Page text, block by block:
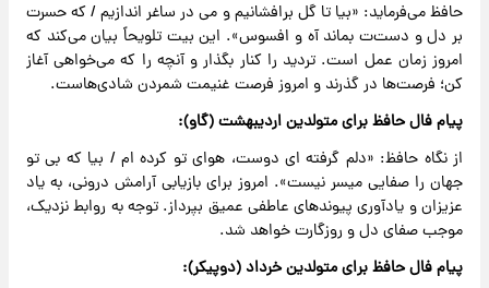
حافظ می‌فرماید: «بیا تا گل برافشانیم و می در ساغر اندازیم / که حسرت
بر دل و دست‌ت بماند آه و افسوس». این بیت تلویحاً بیان می‌کند که
امروز زمان عمل است. تردید را کنار بگذار و آنچه را که می‌خواهی آغاز
کن؛ فرصت‌ها در گذرند و امروز فرصت غنیمت شمردن شادی‌هاست.
پیام فال حافظ برای متولدین اردیبهشت (گاو):
از نگاه حافظ: «دلم گرفته ای دوست، هوای تو کرده ام / بیا که بی تو
جهان را صفایی میسر نیست». امروز برای بازیابی آرامش درونی، به یاد
عزیزان و یادآوری پیوندهای عاطفی عمیق بپرداز. توجه به روابط نزدیک،
موجب صفای دل و روزگارت خواهد شد.
پیام فال حافظ برای متولدین خرداد (دوپیکر):